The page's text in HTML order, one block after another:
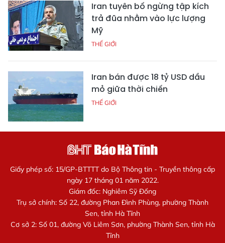
Iran tuyên bố ngừng tập kích
trả đũa nhằm vào lực lượng
Mỹ
THẾ GIỚI
Iran bán được 18 tỷ USD dầu
mỏ giữa thời chiến
THẾ GIỚI
Giấy phép số: 15/GP-BTTTT do Bộ Thông tin - Truyền thông cấp
ngày 17 tháng 01 năm 2022.
Giám đốc: Nghiêm Sỹ Đống
Trụ sở chính: Số 22, đường Phan Đình Phùng, phường Thành
Sen, tỉnh Hà Tĩnh
Cơ sở 2: Số 01, đường Võ Liêm Sơn, phường Thành Sen, tỉnh Hà
Tĩnh